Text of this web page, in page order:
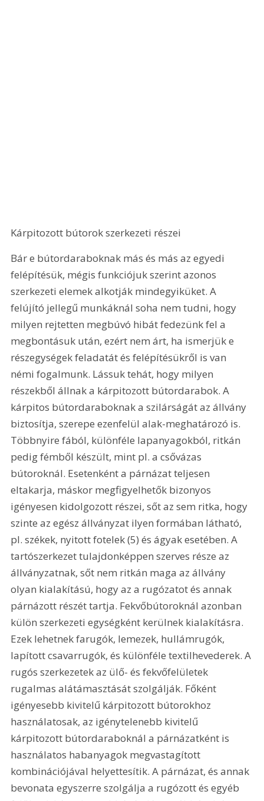
Kárpitozott bútorok szerkezeti részei
Bár e bútordaraboknak más és más az egyedi
felépítésük, mégis funkciójuk szerint azonos
szerkezeti elemek alkotják mindegyiküket. A
felújító jellegű munkáknál soha nem tudni, hogy
milyen rejtetten megbúvó hibát fedezünk fel a
megbontásuk után, ezért nem árt, ha ismerjük e
részegységek feladatát és felépítésükről is van
némi fogalmunk. Lássuk tehát, hogy milyen
részekből állnak a kárpitozott bútordarabok. A
kárpitos bútordaraboknak a szilárságát az állvány
biztosítja, szerepe ezenfelül alak-meghatározó is.
Többnyire fából, különféle lapanyagokból, ritkán
pedig fémből készült, mint pl. a csővázas
bútoroknál. Esetenként a párnázat teljesen
eltakarja, máskor megfigyelhetők bizonyos
igényesen kidolgozott részei, sőt az sem ritka, hogy
szinte az egész állványzat ilyen formában látható,
pl. székek, nyitott fotelek (5) és ágyak esetében. A
tartószerkezet tulajdonképpen szerves része az
állványzatnak, sőt nem ritkán maga az állvány
olyan kialakítású, hogy az a rugózatot és annak
párnázott részét tartja. Fekvőbútoroknál azonban
külön szerkezeti egységként kerülnek kialakításra.
Ezek lehetnek farugók, lemezek, hullámrugók,
lapított csavarrugók, és különféle textilhevederek. A
rugós szerkezetek az ülő- és fekvőfelületek
rugalmas alátámasztását szolgálják. Főként
igényesebb kivitelű kárpitozott bútorokhoz
használatosak, az igénytelenebb kivitelű
kárpitozott bútordaraboknál a párnázatként is
használatos habanyagok megvastagított
kombinációjával helyettesítik. A párnázat, és annak
bevonata egyszerre szolgálja a rugózott és egyéb